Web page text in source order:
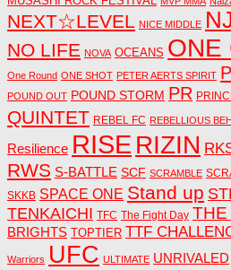
NEXT☆LEVEL NICE MIDDLE
NO LIFE NOVA OCEANS ONE
One Round ONE SHOT PETER AERTS SPIRIT
POUND OUT POUND STORM PR
QUINTET REBEL FC REBELLIOUS
Resilience RISE RIZIN
RWS S-BATTLE SCF SCRAMBLE
SKKB SPACE ONE Stand up
TENKAICHI TFC The Fight Day THE
BRIGHTS TOPTIER TTF
Warriors UFC ULTIMATE UNRIVALED